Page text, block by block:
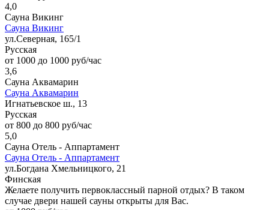
4,0
Сауна Викинг
Сауна Викинг
ул.Северная, 165/1
Русская
от 1000 до 1000 руб/час
3,6
Сауна Аквамарин
Сауна Аквамарин
Игнатьевское ш., 13
Русская
от 800 до 800 руб/час
5,0
Сауна Отель - Аппартамент
Сауна Отель - Аппартамент
ул.Богдана Хмельницкого, 21
Финская
Желаете получить первоклассный парной отдых? В таком
случае двери нашей сауны открыты для Вас.